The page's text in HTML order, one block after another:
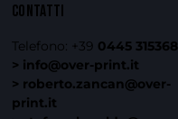
CONTATTI
Telefono: +39 0445 315368
> info@over-print.it
> roberto.zancan@over-
print.it